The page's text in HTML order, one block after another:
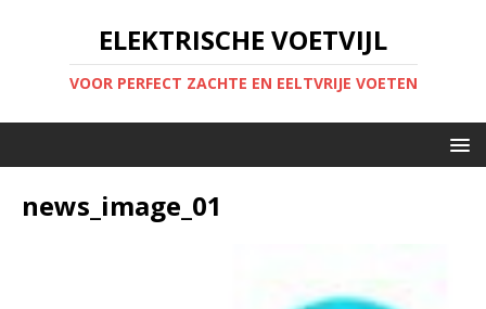
ELEKTRISCHE VOETVIJL
VOOR PERFECT ZACHTE EN EELTVRIJE VOETEN
news_image_01